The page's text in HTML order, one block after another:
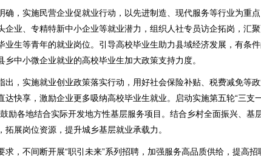
，实施民营企业促就业行动，以先进制造、现代服务等行业为重
企业、专精特新中小企业等就业潜力，组织人社专员访企拓岗，汇
业生等青年的就业岗位。引导高校毕业生助力县域经济发展，有条
乡中小微企业就业的高校毕业生加大政策支持力度。
，实施就业创业政策落实行动，用好社会保险补贴、税费减免等政
达快享，激励企业更多吸纳高校毕业生就业。启动实施第五轮“三支
励各地结合实际开发地方性基层服务项目。结合乡村全面振兴、基
拓展岗位资源，提升城乡基层就业承载力。
，不间断开展“职引未来”系列招聘，加强服务高品质供给，提高招